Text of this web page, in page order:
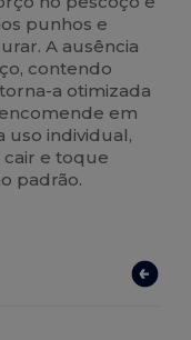
punhos e
A ausência
contendo
a otimizada
em
uso individual,
e toque
padrão.